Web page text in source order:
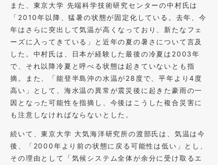
また、東京大学 先端科学技術研究センターの中村氏は
「2010年以降、猛暑の状態が固定化している。去年、今
年はさらに突出して気温が高くなっており、新たなフェ
ーズに入ってきている」と近年の夏の暑さについて言及
した。中村氏は、日本が経験した最後の冷夏は2003年
で、それ以降冷夏と呼べる状態は起きていないとも指
摘。また、「能登半島沖の水温が28度で、平年より4度
高い」として、海水温の異常が震災後に起きた豪雨の一
因となった可能性を指摘し、今後はこうした複合災害に
も注意しなければならないとした。
続いて、東京大学 大気海洋研究所の渡部氏は、気温は今
後、「2000年より前の状態に戻る可能性は低い」とし、
その理由として「気候システム全体が余分に受け取るエ